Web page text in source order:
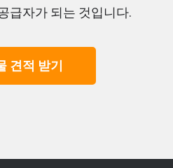
급자가 되는 것입니다.
견적 받기